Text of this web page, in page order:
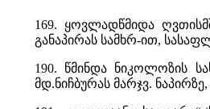
169. ყოვლადწმიდა
განაპირას სამხრ-ით,
190. წმინდა ნიკოლოზის
მდ.ნიჩბურას მარჯვ.